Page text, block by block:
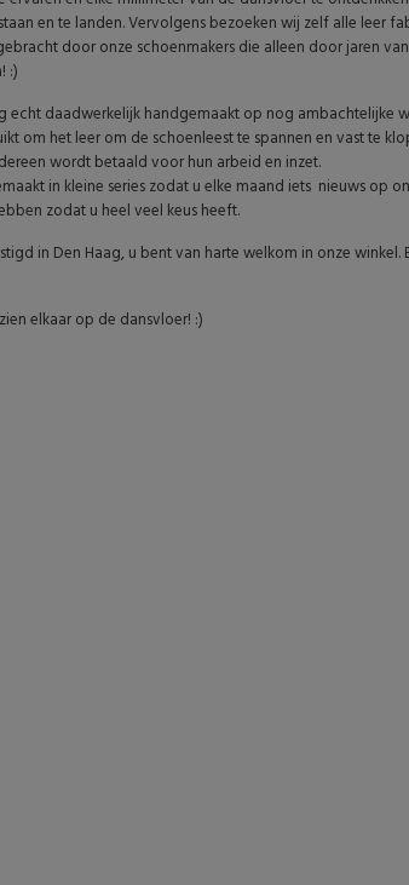
en te landen. Vervolgens bezoeken wij zelf alle leer
door onze schoenmakers die alleen door jaren
:)
echt daadwerkelijk handgemaakt op nog ambachtelijke
om het leer om de schoenleest te spannen en vast te
wordt betaald voor hun arbeid en inzet.
in kleine series zodat u elke maand iets nieuws op
zodat u heel veel keus heeft.
in Den Haag, u bent van harte welkom in onze
elkaar op de dansvloer! :)